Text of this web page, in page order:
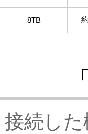
8TB 約
接続し